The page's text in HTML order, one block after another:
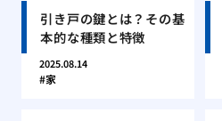
引き戸の鍵とは？その基
本的な種類と特徴
2025.08.14
家